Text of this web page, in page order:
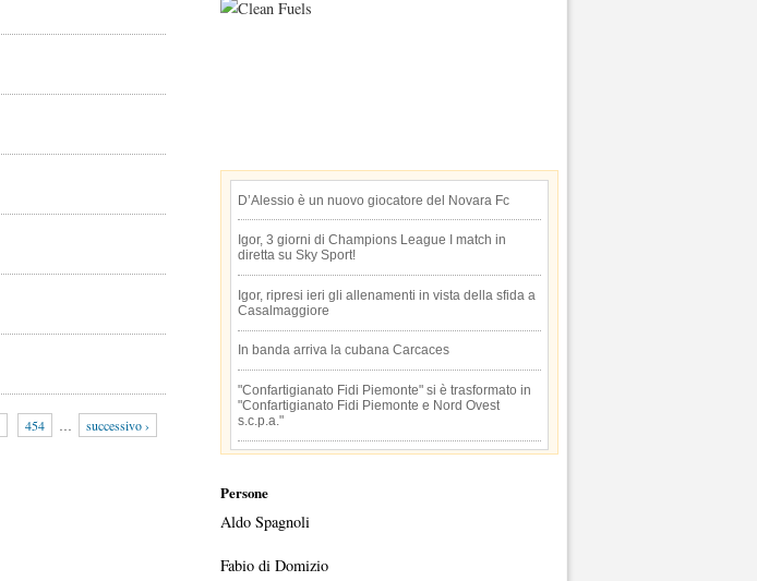
454 …
successivo ›
D’Alessio è un nuovo giocatore del Novara Fc
Igor, 3 giorni di Champions League I match in
diretta su Sky Sport!
Igor, ripresi ieri gli allenamenti in vista della sfida a
Casalmaggiore
In banda arriva la cubana Carcaces
"Confartigianato Fidi Piemonte" si è trasformato in
"Confartigianato Fidi Piemonte e Nord Ovest
s.c.p.a."
Persone
Aldo Spagnoli
Fabio di Domizio